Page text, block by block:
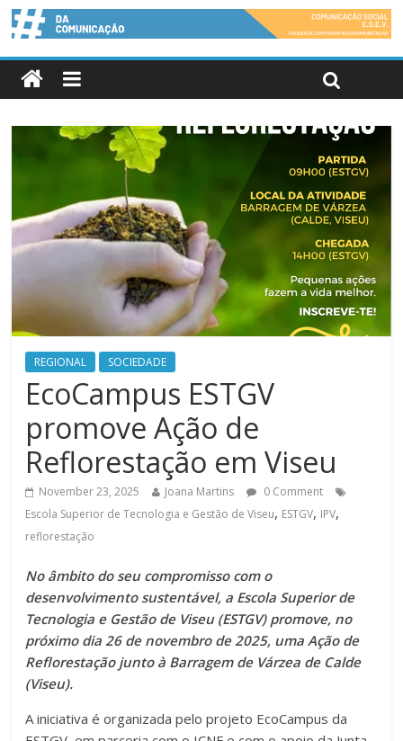
REGIONAL SOCIEDADE
EcoCampus ESTGV
promove Ação de
Reflorestação em Viseu
November 23, 2025 Joana Martins
0 Comment
Escola Superior de Tecnologia e Gestão de Viseu, ESTGV, IPV,
reflorestação
No âmbito do seu compromisso com o
desenvolvimento sustentável, a Escola Superior de
Tecnologia e Gestão de Viseu (ESTGV) promove, no
próximo dia 26 de novembro de 2025, uma Ação de
Reflorestação junto à Barragem de Várzea de Calde
(Viseu).
A iniciativa é organizada pelo projeto EcoCampus da